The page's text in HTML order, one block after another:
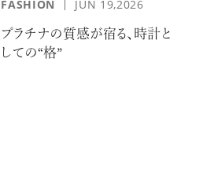
FASHION JUN 19,2026
プラチナの質感が宿る、時計と
しての“格”